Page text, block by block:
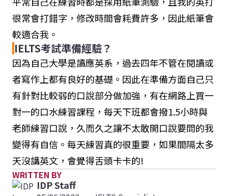
很常會打錯字，修改時間會耗費許多，因此紙筆會
較適合我。
IELTS考試準備經驗？
因為自己大學是讀應英系，過去四年不管在閱讀或
者寫作上都有良好的基礎。因此在準備方面自己只
有針對比較弱的口說部分做加強，有在網路上買一
對一的口水練習課程，每天下班都會撥1.5小時與
老師練習口說，久而久之讓不太敢開口說要問的我
變得有自信。每天練習真的很重要，如果間隔太多
天沒講英文，會覺得舌頭卡卡的!
WRITTEN BY
IDP Staff